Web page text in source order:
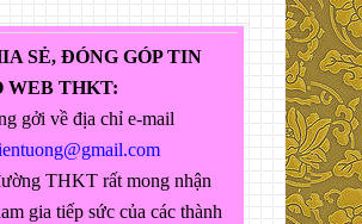
SẺ, ĐÓNG GÓP TIN
WEB THKT:
gởi về địa chỉ e-mail
THKT rất mong nhận
gia tiếp sức của các thành